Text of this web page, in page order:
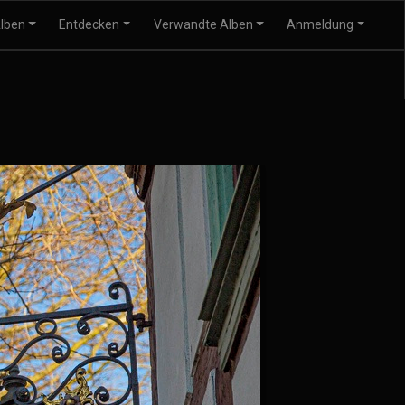
Entdecken Verwandte Alben Anmeldung